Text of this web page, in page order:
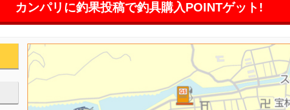
カンパリに釣果投稿で釣具購入POINTゲット!